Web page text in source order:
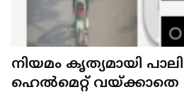
നിയമം കൃത്യമായി
ഹെൽമെറ്റ് വയ്ക്കാതെ